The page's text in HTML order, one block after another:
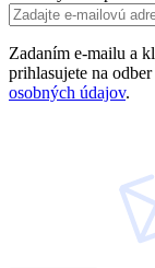
Zadaním e-mailu a
prihlasujete na
osobných údajov.